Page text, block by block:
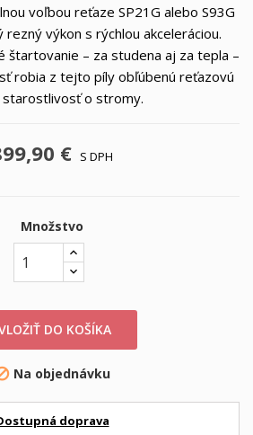
voľbou reťaze SP21G alebo S93G
výkon s rýchlou akceleráciou.
štartovanie – za studena aj za tepla –
robia z tejto píly obľúbenú reťazovú
starostlivosť o stromy.
€ S DPH
Množstvo
DO KOŠÍKA
Na objednávku
doprava